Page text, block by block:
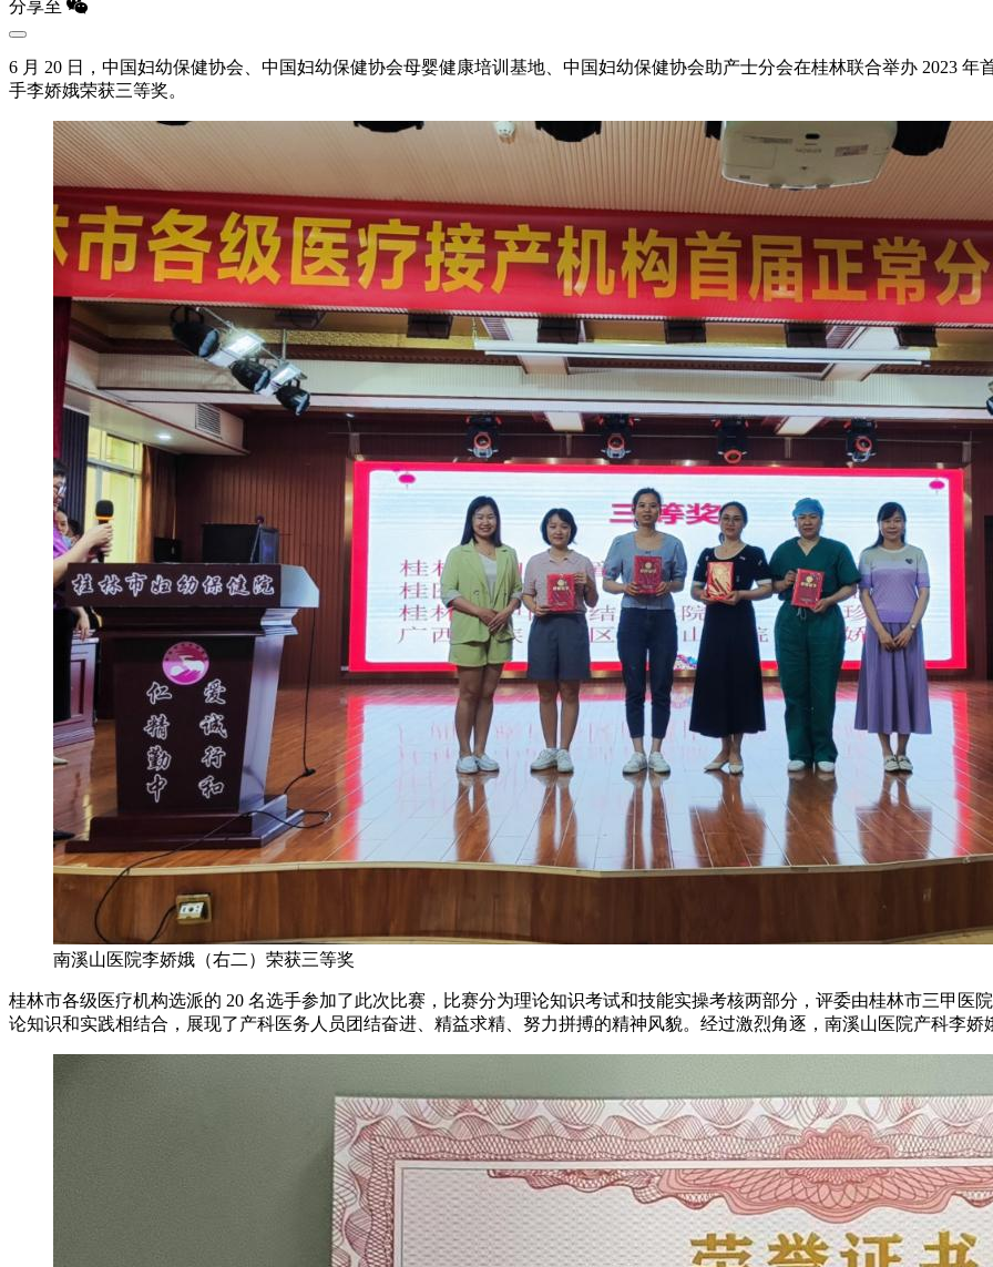
分享至
6 月 20 日，中国妇幼保健协会、中国妇幼保健协会母婴健康培训基地、中国妇幼保健协会助产士分会在桂林联合举办 2023 年
手李娇娥荣获三等奖。
南溪山医院李娇娥（右二）荣获三等奖
桂林市各级医疗机构选派的 20 名选手参加了此次比赛，比赛分为理论知识考试和技能实操考核两部分，评委由桂林市三甲医
论知识和实践相结合，展现了产科医务人员团结奋进、精益求精、努力拼搏的精神风貌。经过激烈角逐，南溪山医院产科李娇